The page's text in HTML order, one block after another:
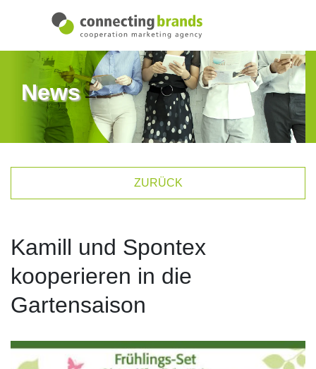
News
ZURÜCK
Kamill und Spontex
kooperieren in die
Gartensaison